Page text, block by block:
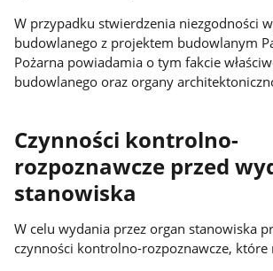
W przypadku stwierdzenia niezgodności
budowlanego z projektem budowlanym
Pożarna powiadamia o tym fakcie
budowlanego oraz organy
Czynności kontrolno-
rozpoznawcze przed
stanowiska
W celu wydania przez organ stanowiska
czynności kontrolno-rozpoznawcze, które